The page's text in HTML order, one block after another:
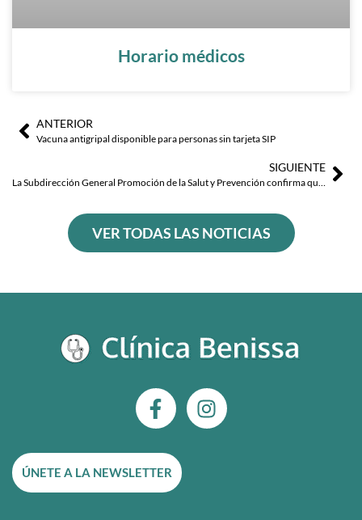
Horario médicos
AntANTERIOR
Vacuna antigripal disponible para personas sin tarjeta SIP
SIGUIENTE
La Subdirección General Promoción de la Salut y Prevención confirma que hay que pedir la tarjeta SIP si quieres que te tengan en cuenta para la vacuna contra la COVID-19
VER TODAS LAS NOTICIAS
F
a
e
b
o
I
n
ÚNETE A LA NEWSLETTER